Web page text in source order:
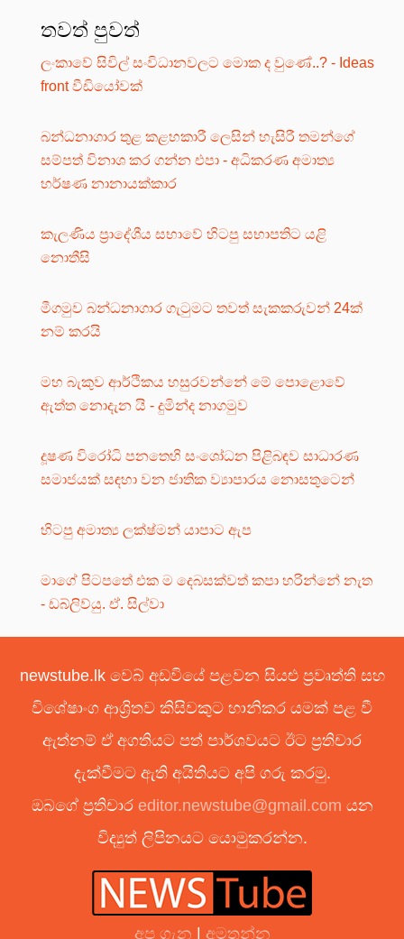
තවත් පුවත්
ලංකාවේ සිවිල් සංවිධානවලට මොක ද වුණේ..? - Ideas
front වීඩියෝවක්
බන්ධනාගාර තුළ කළහකාරී ලෙසින් හැසිරී තමන්ගේ
සම්පත් විනාශ කර ගන්න එපා - අධිකරණ අමාත්‍ය
හර්ෂණ නානායක්කාර
කැලණිය ප්‍රාදේශීය සභාවේ හිටපු සභාපතිට යළි
නොතීසි
මීගමුව බන්ධනාගාර ගැටුමට තවත් සැකකරුවන් 24ක්
නම් කරයි
මහ බැකුව ආර්ථිකය හසුරවන්නේ මේ පොළොවේ
ඇත්ත නොදැන යි - දුමින්ද නාගමුව
දූෂණ විරෝධි පනතෙහි සංශෝධන පිළිබඳව සාධාරණ
සමාජයක් සඳහා වන ජාතික ව්‍යාපාරය නොසතුටෙන්
හිටපු අමාත්‍ය ලක්ෂ්මන් යාපාට ඇප
මාගේ පිටපතේ එක ම දෙබසක්වත් කපා හරින්නේ නැත
- ඩබ්ලිව්යු. ඒ. සිල්වා
newstube.lk වෙබ් අඩවියේ පළවන සියළු ප්‍රවෘත්ති සහ
විශේෂාංග ආශ්‍රිතව කිසිවකුට හානිකර යමක් පළ වී
ඇත්නම් ඒ අගතියට පත් පාර්ශවයට ඊට ප්‍රතිචාර
දැක්වීමට ඇති අයිතියට අපි ගරු කරමු.
ඔබගේ ප්‍රතිචාර editor.newstube@gmail.com යන
විද්‍යුත් ලිපිනයට යොමුකරන්න.
අප ගැන | අමතන්න